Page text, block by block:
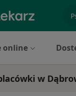
online
w